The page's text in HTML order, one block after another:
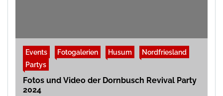
Events Fotogalerien Husum
Nordfriesland
Partys
Fotos und Video der Dornbusch Revival Party
2024